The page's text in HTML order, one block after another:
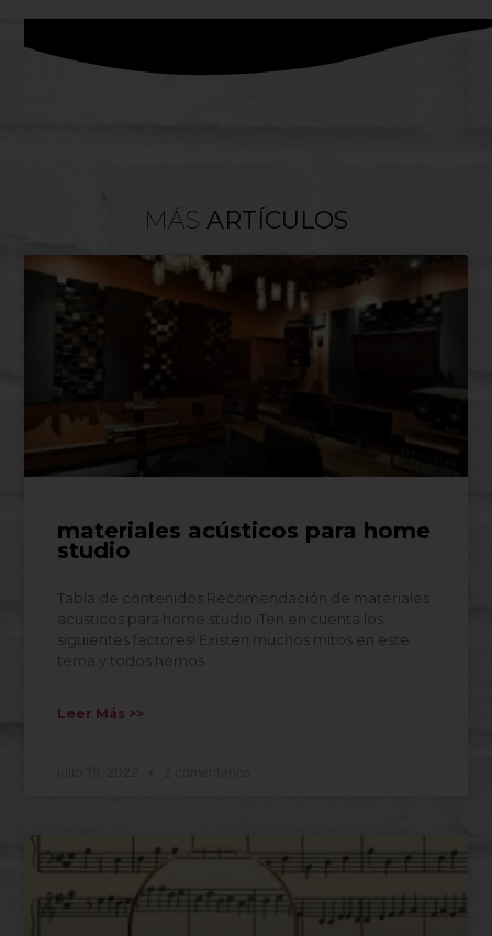
MÁS ARTÍCULOS
materiales acústicos para home
studio
Tabla de contenidos Recomendación de materiales
acústicos para home studio ¡Ten en cuenta los
siguientes factores! Existen muchos mitos en este
tema y todos hemos
Leer Más >>